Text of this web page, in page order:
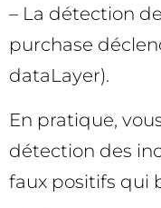
– La détection
purchase
dataLayer).
En pratique,
détection des
faux positifs qui